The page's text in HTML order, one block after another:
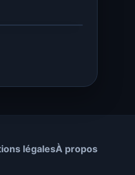
légalesÀ propos